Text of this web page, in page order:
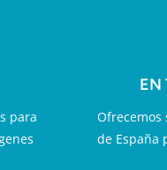
para
EN
Ofrecemos
de España